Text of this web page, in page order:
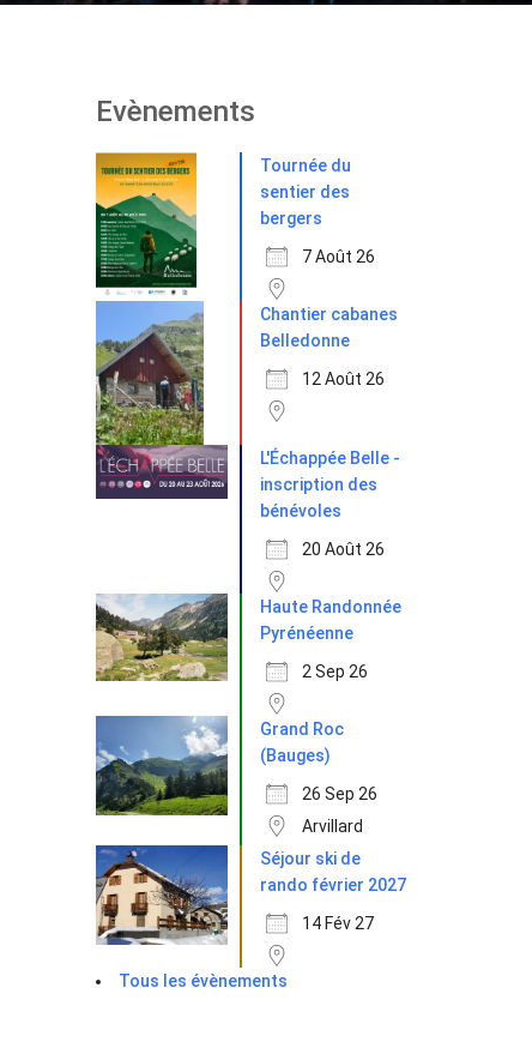
Evènements
Tournée du
sentier des
bergers
7 Août 26
Chantier cabanes
Belledonne
12 Août 26
L'Échappée Belle -
inscription des
bénévoles
20 Août 26
Haute Randonnée
Pyrénéenne
2 Sep 26
Grand Roc
(Bauges)
26 Sep 26
Arvillard
Séjour ski de
rando février 2027
14 Fév 27
Tous les évènements